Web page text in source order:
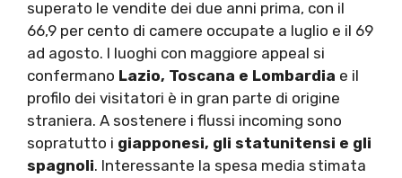
superato le vendite dei due anni prima, con il
66,9 per cento di camere occupate a luglio e il 69
ad agosto. I luoghi con maggiore appeal si
confermano Lazio, Toscana e Lombardia e il
profilo dei visitatori è in gran parte di origine
straniera. A sostenere i flussi incoming sono
sopratutto i giapponesi, gli statunitensi e gli
spagnoli. Interessante la spesa media stimata